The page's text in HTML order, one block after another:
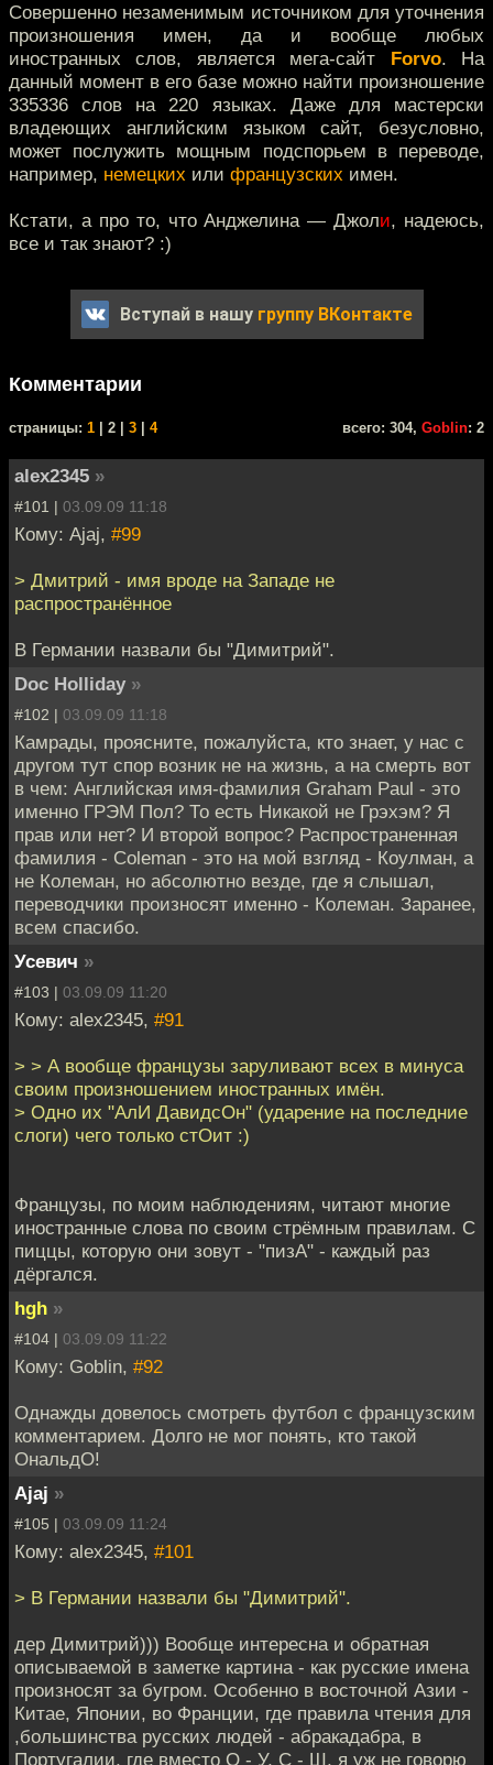
Совершенно незаменимым источником для уточнения
произношения имен, да и вообще любых
иностранных слов, является мега-сайт Forvo. На
данный момент в его базе можно найти произношение
335336 слов на 220 языках. Даже для мастерски
владеющих английским языком сайт, безусловно,
может послужить мощным подспорьем в переводе,
например, немецких или французских имен.
Кстати, а про то, что Анджелина — Джоли, надеюсь,
все и так знают? :)
Вступай в нашу группу ВКонтакте
Комментарии
cтраницы: 1 | 2 | 3 4 всего: 304, Goblin: 2
alex2345 »
#101 | 03.09.09 11:18
Кому: Ajaj, #99
> Дмитрий - имя вроде на Западе не
распространённое
В Германии назвали бы "Димитрий".
Doc Holliday »
#102 | 03.09.09 11:18
Камрады, проясните, пожалуйста, кто знает, у нас с
другом тут спор возник не на жизнь, а на смерть вот
в чем: Английская имя-фамилия Graham Paul - это
именно ГРЭМ Пол? То есть Никакой не Грэхэм? Я
прав или нет? И второй вопрос? Распространенная
фамилия - Coleman - это на мой взгляд - Коулман, а
не Колеман, но абсолютно везде, где я слышал,
переводчики произносят именно - Колеман. Заранее,
всем спасибо.
Усевич »
#103 | 03.09.09 11:20
Кому: alex2345, #91
> > А вообще французы заруливают всех в минуса
своим произношением иностранных имён.
> Одно их "АлИ ДавидсОн" (ударение на последние
слоги) чего только стОит :)
Французы, по моим наблюдениям, читают многие
иностранные слова по своим стрёмным правилам. С
пиццы, которую они зовут - "пизА" - каждый раз
дёргался.
hgh »
#104 | 03.09.09 11:22
Кому: Goblin, #92
Однажды довелось смотреть футбол с французским
комментарием. Долго не мог понять, кто такой
ОнальдО!
Ajaj »
#105 | 03.09.09 11:24
Кому: alex2345, #101
> В Германии назвали бы "Димитрий".
дер Димитрий))) Вообще интересна и обратная
описываемой в заметке картина - как русские имена
произносят за бугром. Особенно в восточной Азии -
Китае, Японии, во Франции, где правила чтения для
,большинства русских людей - абракадабра, в
Португалии, где вместо О - У, С - Ш, я уж не говорю